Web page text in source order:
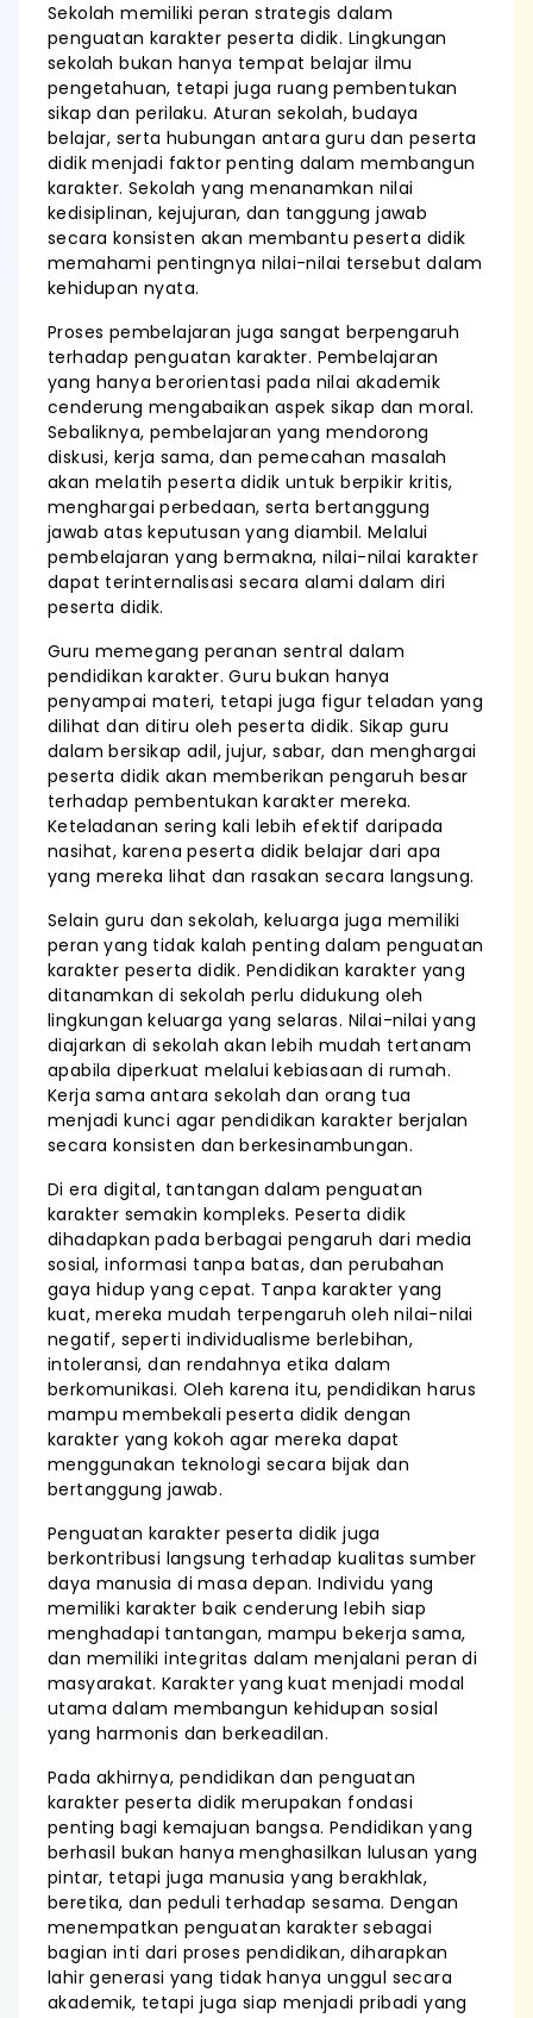
Sekolah memiliki peran strategis dalam
penguatan karakter peserta didik. Lingkungan
sekolah bukan hanya tempat belajar ilmu
pengetahuan, tetapi juga ruang pembentukan
sikap dan perilaku. Aturan sekolah, budaya
belajar, serta hubungan antara guru dan peserta
didik menjadi faktor penting dalam membangun
karakter. Sekolah yang menanamkan nilai
kedisiplinan, kejujuran, dan tanggung jawab
secara konsisten akan membantu peserta didik
memahami pentingnya nilai-nilai tersebut dalam
kehidupan nyata.
Proses pembelajaran juga sangat berpengaruh
terhadap penguatan karakter. Pembelajaran
yang hanya berorientasi pada nilai akademik
cenderung mengabaikan aspek sikap dan moral.
Sebaliknya, pembelajaran yang mendorong
diskusi, kerja sama, dan pemecahan masalah
akan melatih peserta didik untuk berpikir kritis,
menghargai perbedaan, serta bertanggung
jawab atas keputusan yang diambil. Melalui
pembelajaran yang bermakna, nilai-nilai karakter
dapat terinternalisasi secara alami dalam diri
peserta didik.
Guru memegang peranan sentral dalam
pendidikan karakter. Guru bukan hanya
penyampai materi, tetapi juga figur teladan yang
dilihat dan ditiru oleh peserta didik. Sikap guru
dalam bersikap adil, jujur, sabar, dan menghargai
peserta didik akan memberikan pengaruh besar
terhadap pembentukan karakter mereka.
Keteladanan sering kali lebih efektif daripada
nasihat, karena peserta didik belajar dari apa
yang mereka lihat dan rasakan secara langsung.
Selain guru dan sekolah, keluarga juga memiliki
peran yang tidak kalah penting dalam penguatan
karakter peserta didik. Pendidikan karakter yang
ditanamkan di sekolah perlu didukung oleh
lingkungan keluarga yang selaras. Nilai-nilai yang
diajarkan di sekolah akan lebih mudah tertanam
apabila diperkuat melalui kebiasaan di rumah.
Kerja sama antara sekolah dan orang tua
menjadi kunci agar pendidikan karakter berjalan
secara konsisten dan berkesinambungan.
Di era digital, tantangan dalam penguatan
karakter semakin kompleks. Peserta didik
dihadapkan pada berbagai pengaruh dari media
sosial, informasi tanpa batas, dan perubahan
gaya hidup yang cepat. Tanpa karakter yang
kuat, mereka mudah terpengaruh oleh nilai-nilai
negatif, seperti individualisme berlebihan,
intoleransi, dan rendahnya etika dalam
berkomunikasi. Oleh karena itu, pendidikan harus
mampu membekali peserta didik dengan
karakter yang kokoh agar mereka dapat
menggunakan teknologi secara bijak dan
bertanggung jawab.
Penguatan karakter peserta didik juga
berkontribusi langsung terhadap kualitas sumber
daya manusia di masa depan. Individu yang
memiliki karakter baik cenderung lebih siap
menghadapi tantangan, mampu bekerja sama,
dan memiliki integritas dalam menjalani peran di
masyarakat. Karakter yang kuat menjadi modal
utama dalam membangun kehidupan sosial
yang harmonis dan berkeadilan.
Pada akhirnya, pendidikan dan penguatan
karakter peserta didik merupakan fondasi
penting bagi kemajuan bangsa. Pendidikan yang
berhasil bukan hanya menghasilkan lulusan yang
pintar, tetapi juga manusia yang berakhlak,
beretika, dan peduli terhadap sesama. Dengan
menempatkan penguatan karakter sebagai
bagian inti dari proses pendidikan, diharapkan
lahir generasi yang tidak hanya unggul secara
akademik, tetapi juga siap menjadi pribadi yang